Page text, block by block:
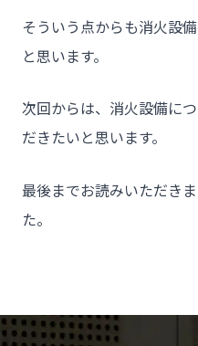
そういう点からも消火設
と思います。
次回からは、消火設備に
だきたいと思います。
最後までお読みいただき
た。